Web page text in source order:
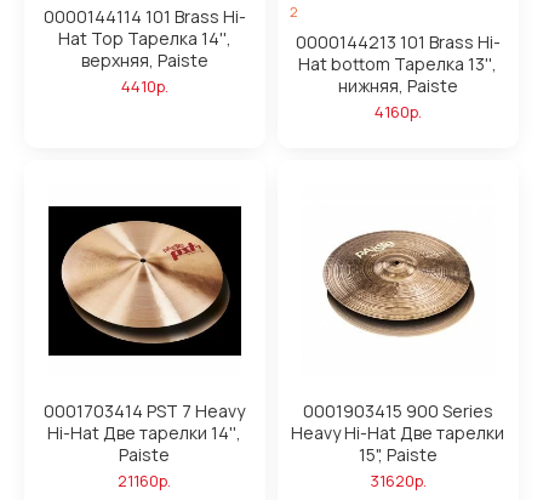
0000144114 101 Brass Hi-
Hat Top Тарелка 14'',
верхняя, Paiste
4410р.
2
0000144213 101 Brass Hi-
Hat bottom Тарелка 13'',
нижняя, Paiste
4160р.
0001703414 PST 7 Heavy
Hi-Hat Две тарелки 14'',
Paiste
21160р.
0001903415 900 Series
Heavy Hi-Hat Две тарелки
15", Paiste
31620р.